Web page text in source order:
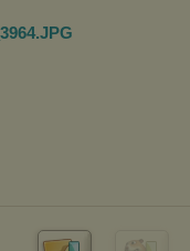
.JPG